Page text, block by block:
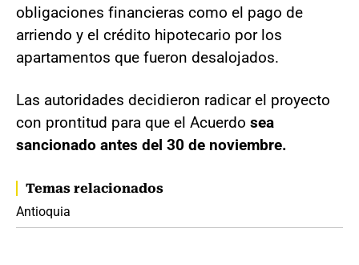
obligaciones financieras como el pago de
arriendo y el crédito hipotecario por los
apartamentos que fueron desalojados.
Las autoridades decidieron radicar el proyecto
con prontitud para que el Acuerdo sea
sancionado antes del 30 de noviembre.
Temas relacionados
Antioquia